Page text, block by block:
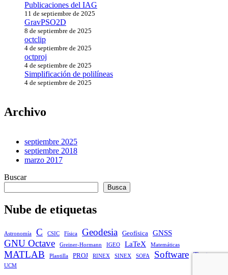
Publicaciones del IAG
11 de septiembre de 2025
GravPSO2D
8 de septiembre de 2025
octclip
4 de septiembre de 2025
octproj
4 de septiembre de 2025
Simplificación de polilíneas
4 de septiembre de 2025
Archivo
septiembre 2025
septiembre 2018
marzo 2017
Buscar
Busca
Nube de etiquetas
Astronomía C CSIC Física Geodesia Geofísica GNSS
GNU Octave Greiner-Hormann IGEO LaTeX Matemáticas
MATLAB Plantilla PROJ RINEX SINEX SOFA Software Textos
UCM